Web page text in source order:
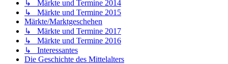
↳ Märkte und Termine 2014
↳ Märkte und Termine 2015
Märkte/Marktgeschehen
↳ Märkte und Termine 2017
↳ Märkte und Termine 2016
↳ Interessantes
Die Geschichte des Mittelalters